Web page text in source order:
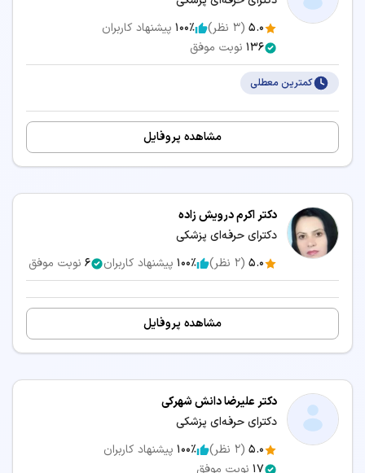
5.0
(
3 نظر) 100٪ پیشنهاد کاربران
136 نوبت موفق
کمترین معطلی
مشاهده پروفایل
دکتر اکرم درویش زاده
دکترای حرفه‌ای پزشکی
5.0
(
2 نظر) 100٪ پیشنهاد کاربران 6 نوبت موفق
مشاهده پروفایل
دکتر علیرضا دانش شهرکی
دکترای حرفه‌ای پزشکی
5.0
(
2 نظر) 100٪ پیشنهاد کاربران
17 نوبت موفق